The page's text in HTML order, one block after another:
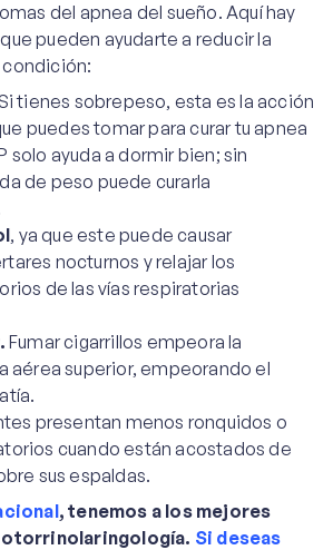
del apnea del sueño. Aquí hay
pueden ayudarte a reducir la
tienes sobrepeso, esta es la acción
puedes tomar para curar tu apnea
solo ayuda a dormir bien; sin
de peso puede curarla
, ya que este puede causar
nocturnos y relajar los
de las vías respiratorias
Fumar cigarrillos empeora la
aérea superior, empeorando el
presentan menos ronquidos o
cuando están acostados de
sus espaldas.
, tenemos a los mejores
Si deseas